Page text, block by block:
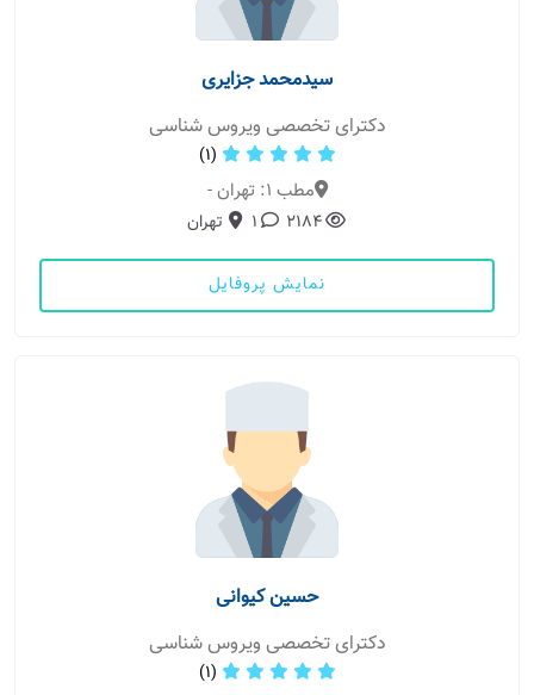
سیدمحمد جزایری
دکترای تخصصی ویروس شناسی
(1)
مطب 1: تهران -
2184
1 تهران
نمایش پروفایل
حسین کیوانی
دکترای تخصصی ویروس شناسی
(1)